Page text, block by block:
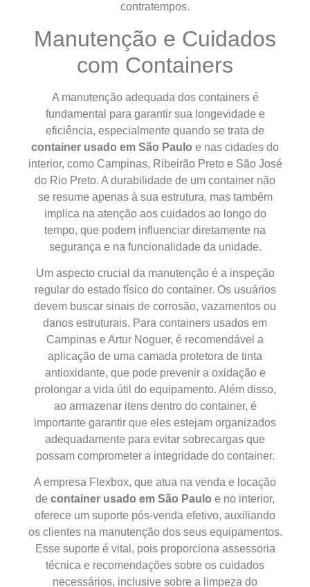
contratempos.
Manutenção e Cuidados
com Containers
A manutenção adequada dos containers é
fundamental para garantir sua longevidade e
eficiência, especialmente quando se trata de
container usado em São Paulo e nas cidades do
interior, como Campinas, Ribeirão Preto e São José
do Rio Preto. A durabilidade de um container não
se resume apenas à sua estrutura, mas também
implica na atenção aos cuidados ao longo do
tempo, que podem influenciar diretamente na
segurança e na funcionalidade da unidade.
Um aspecto crucial da manutenção é a inspeção
regular do estado físico do container. Os usuários
devem buscar sinais de corrosão, vazamentos ou
danos estruturais. Para containers usados em
Campinas e Artur Noguer, é recomendável a
aplicação de uma camada protetora de tinta
antioxidante, que pode prevenir a oxidação e
prolongar a vida útil do equipamento. Além disso,
ao armazenar itens dentro do container, é
importante garantir que eles estejam organizados
adequadamente para evitar sobrecargas que
possam comprometer a integridade do container.
A empresa Flexbox, que atua na venda e locação
de container usado em São Paulo e no interior,
oferece um suporte pós-venda efetivo, auxiliando
os clientes na manutenção dos seus equipamentos.
Esse suporte é vital, pois proporciona assessoria
técnica e recomendações sobre os cuidados
necessários, inclusive sobre a limpeza do